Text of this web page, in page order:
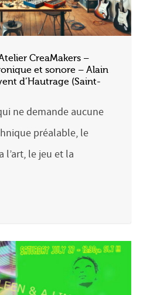
CreaMakers –
et sonore – Alain
d’Hautrage (Saint-
ne demande aucune
préalable, le
l’art, le jeu et la